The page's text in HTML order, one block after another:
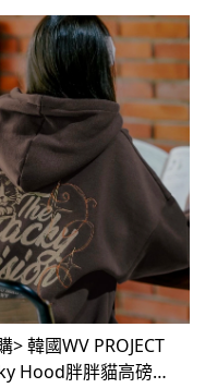
> 韓國WV PROJECT
Hood胖胖貓高磅刷